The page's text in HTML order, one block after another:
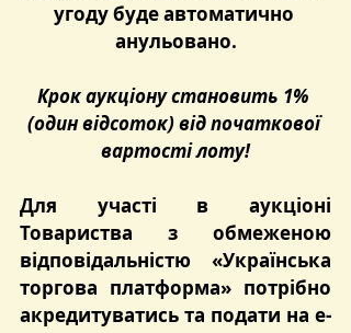
угоду буде автоматично
анульовано.
Крок аукціону становить 1%
(один відсоток) від початкової
вартості лоту!
Для участі в аукціоні
Товариства з обмеженою
відповідальністю «Українська
торгова платформа» потрібно
акредитуватись та подати на e-